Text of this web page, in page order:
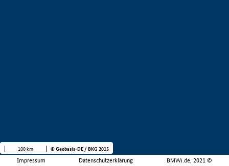
Impressum Datenschutzerklärung BMWi.de, 2021 ©
100 km © Geobasis-DE / BKG 2015